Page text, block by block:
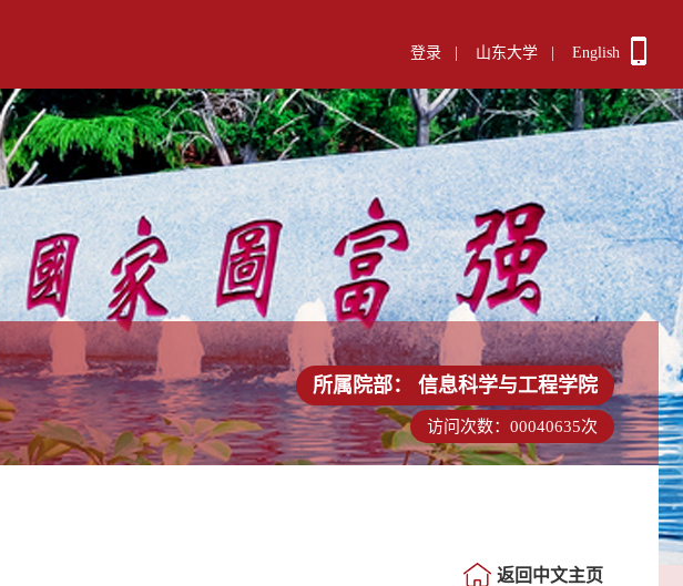
登录 山东大学 English
所属院部： 信息科学与工程学院
访问次数： 00040635次
返回中文主页